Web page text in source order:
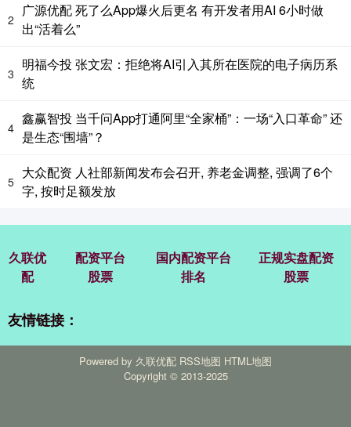
2
广源优配 死了么App爆火后更名 有开发者用AI 6小时做
出“活着么”
3
明福今投 张文宏：拒绝将AI引入其所在医院的电子病历系
统
4
鑫赢智投 当千问App打通阿里“全家桶”：一场“入口革命” 还
是生态“围墙”？
5
大众配资 人社部新闻发布会召开, 养老金调整, 强调了6个
字, 按时足额发放
久联优
配
配资平台
股票
国内配资平台
排名
正规实盘配资
股票
友情链接：
Powered by 久联优配 RSS地图 HTML地图
Copyright © 2013-2025